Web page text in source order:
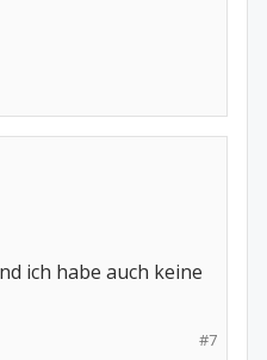
ich habe auch keine
#7